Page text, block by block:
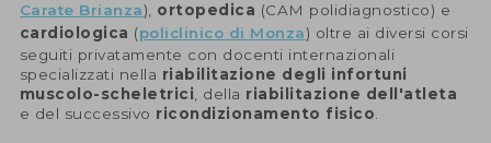
Carate Brianza), ortopedica (CAM polidiagnostico) e
cardiologica (policlinico di Monza) oltre ai diversi corsi
seguiti privatamente con docenti internazionali
specializzati nella riabilitazione degli infortuni
muscolo-scheletrici , della riabilitazione dell'atleta
e del successivo ricondizionamento fisico